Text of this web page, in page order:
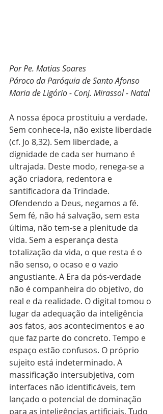
Por Pe. Matias Soares
Pároco da Paróquia de Santo Afonso
Maria de Ligório - Conj. Mirassol - Natal
A nossa época prostituiu a verdade.
Sem conhece-la, não existe liberdade
(cf. Jo 8,32). Sem liberdade, a
dignidade de cada ser humano é
ultrajada. Deste modo, renega-se a
ação criadora, redentora e
santificadora da Trindade.
Ofendendo a Deus, negamos a fé.
Sem fé, não há salvação, sem esta
última, não tem-se a plenitude da
vida. Sem a esperança desta
totalização da vida, o que resta é o
não senso, o ocaso e o vazio
angustiante. A Era da pós-verdade
não é companheira do objetivo, do
real e da realidade. O digital tomou o
lugar da adequação da inteligência
aos fatos, aos acontecimentos e ao
que faz parte do concreto. Tempo e
espaço estão confusos. O próprio
sujeito está indeterminado. A
massificação intersubjetiva, com
interfaces não identificáveis, tem
lançado o potencial de dominação
para as inteligências artificiais. Tudo